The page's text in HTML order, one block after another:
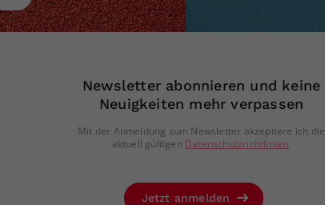
Newsletter abonnieren und keine
Neuigkeiten mehr verpassen
Mit der Anmeldung zum Newsletter akzeptiere ich die
aktuell gültigen Datenschutzrichtlinien.
Jetzt anmelden